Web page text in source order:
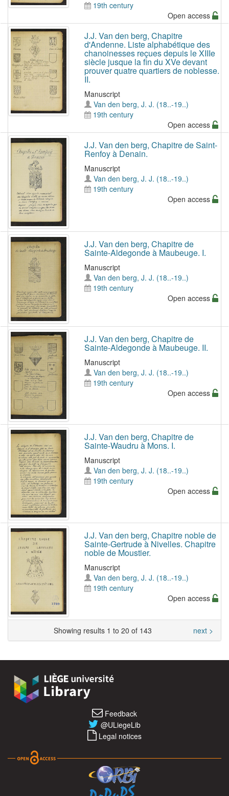
19th century
Open access
J.J. Van den berg, Chapitre
d'Andenne. Liste alphabétique des
chanoinesses reçues depuis le XIIIe
siècle jusque la fin du XVe devant
prouver quatre quartiers de noblesse.
II.
Manuscript
Van den berg, J. J. (18..-19..)
19th century
Open access
J.J. Van den berg, Chapitre de Saint-
Renfoy à Denain.
Manuscript
Van den berg, J. J. (18..-19..)
19th century
Open access
J.J. Van den berg, Chapitre de
Sainte-Aldegonde à Maubeuge. I.
Manuscript
Van den berg, J. J. (18..-19..)
19th century
Open access
J.J. Van den berg, Chapitre de
Sainte-Aldegonde à Maubeuge. II.
Manuscript
Van den berg, J. J. (18..-19..)
19th century
Open access
J.J. Van den berg, Chapitre de
Sainte-Waudru à Mons. I.
Manuscript
Van den berg, J. J. (18..-19..)
19th century
Open access
J.J. Van den berg, Chapitre noble de
Sainte-Gertrude à Nivelles. Chapitre
noble de Moustier.
Manuscript
Van den berg, J. J. (18..-19..)
19th century
Open access
Showing results 1 to 20 of 143 next >
Feedback
@ULiegeLib
Legal notices